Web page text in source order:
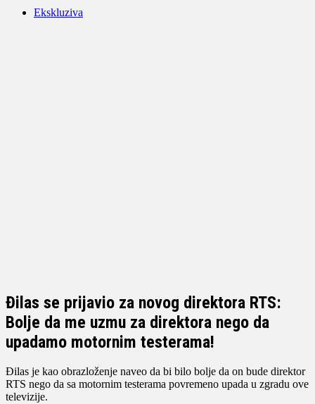
Ekskluziva
Đilas se prijavio za novog direktora RTS:
Bolje da me uzmu za direktora nego da
upadamo motornim testerama!
Đilas je kao obrazloženje naveo da bi bilo bolje da on bude direktor
RTS nego da sa motornim testerama povremeno upada u zgradu ove
televizije.